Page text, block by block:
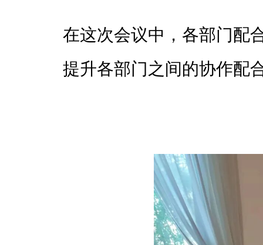
在这次会议中，各部门配
提升各部门之间的协作配